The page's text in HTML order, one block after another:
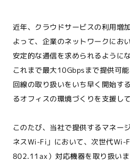
近年、クラウドサービスの利用増
よって、企業のネットワークにお
安定的な通信を求められるように
これまで最大10Gbpsまで提供可
回線の取り扱いをいち早く開始す
るオフィスの環境づくりを支援し
このたび、当社で提供するマネー
ネスWi-Fi」において、次世代Wi-
802.11ax）対応機器を取り扱い